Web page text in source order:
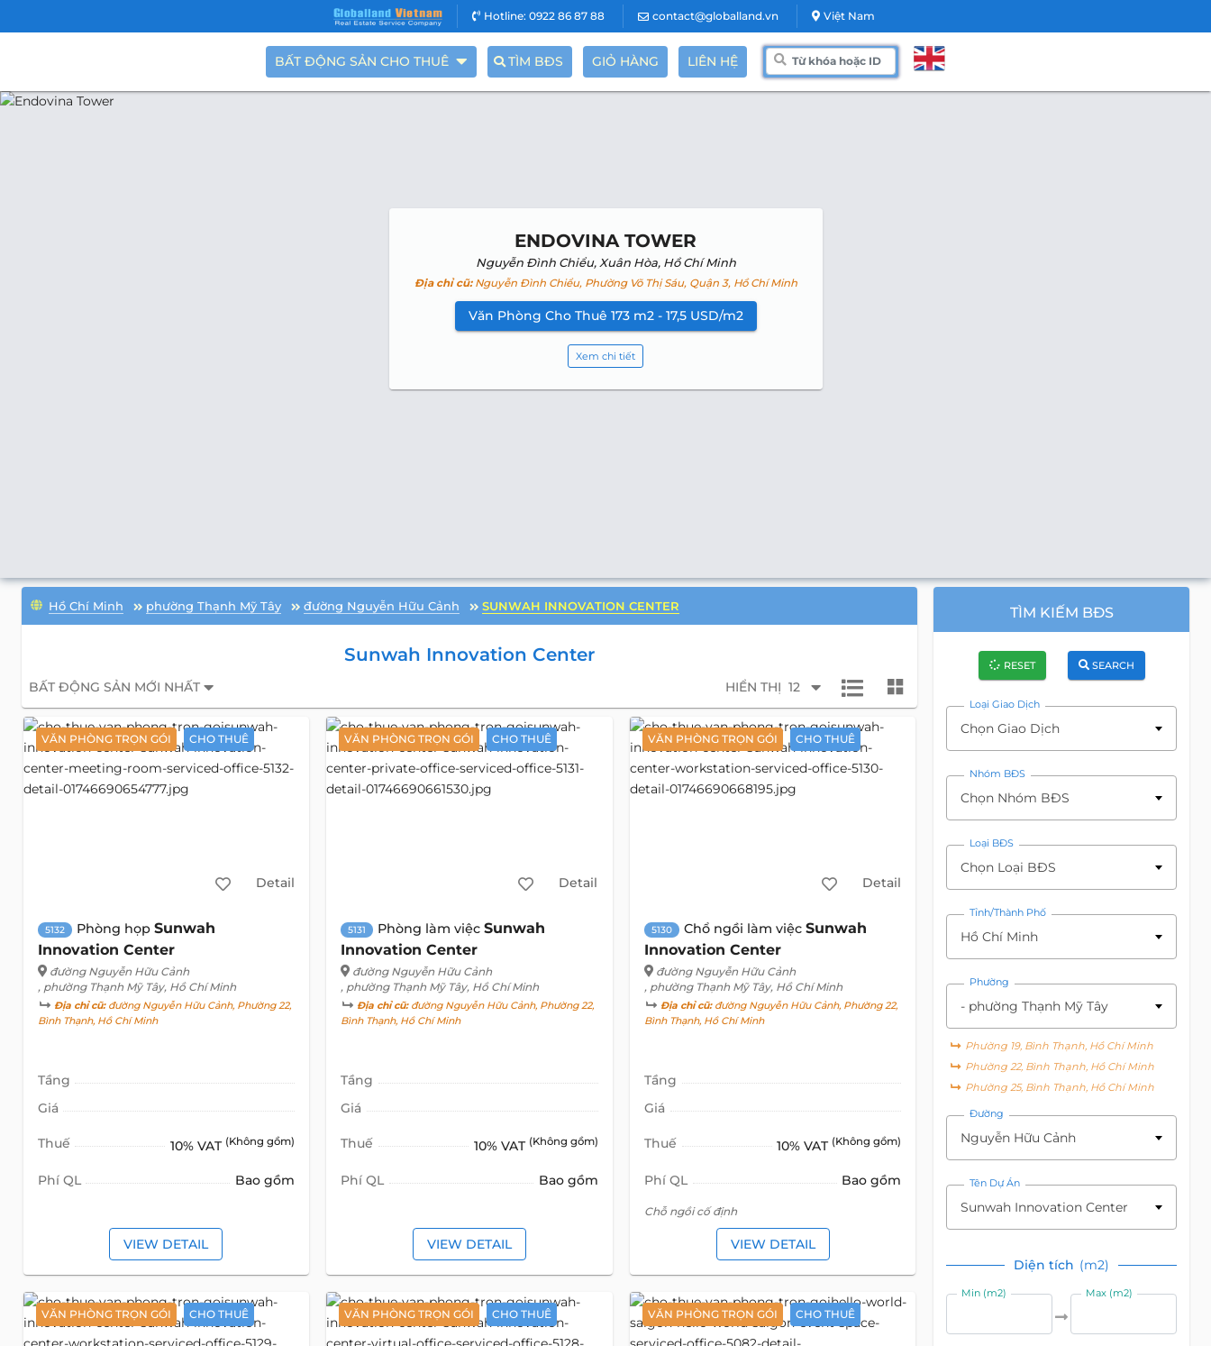
Hotline: 0922 86 87 88 contact@globalland.vn Việt Nam
BẤT ĐỘNG SẢN CHO THUÊ TÌM BĐS GIỎ HÀNG LIÊN HỆ
ENDOVINA TOWER
Nguyễn Đình Chiểu, Xuân Hòa, Hồ Chí Minh
Địa chỉ cũ:Nguyễn Đình Chiểu, Phường Võ Thị Sáu, Quận 3, Hồ Chí Minh
Văn Phòng Cho Thuê 173 m2 - 17,5 USD/m2
Xem chi tiết
Hồ Chí Minh phường Thạnh Mỹ Tây đường Nguyễn Hữu Cảnh SUNWAH INNOVATION CENTER
Sunwah Innovation Center
BẤT ĐỘNG SẢN MỚI NHẤT HIỂN THỊ 12
VĂN PHÒNG TRỌN GÓI CHO THUÊ
Detail
5132 Phòng họp Sunwah
Innovation Center
đường Nguyễn Hữu Cảnh
, phường Thạnh Mỹ Tây, Hồ Chí Minh
Địa chỉ cũ:đường Nguyễn Hữu Cảnh, Phường 22,
Bình Thạnh, Hồ Chí Minh
Tầng
Giá
Thuế 10% VAT (Không gồm)
Phí QL Bao gồm
VIEW DETAIL
VĂN PHÒNG TRỌN GÓI CHO THUÊ
Detail
5131 Phòng làm việcSunwah
Innovation Center
đường Nguyễn Hữu Cảnh
, phường Thạnh Mỹ Tây, Hồ Chí Minh
Địa chỉ cũ:đường Nguyễn Hữu Cảnh, Phường 22,
Bình Thạnh, Hồ Chí Minh
Tầng
Giá
Thuế 10% VAT (Không gồm)
Phí QL Bao gồm
VIEW DETAIL
VĂN PHÒNG TRỌN GÓI CHO THUÊ
Detail
5130 Chổ ngồi làm việc Sunwah
Innovation Center
đường Nguyễn Hữu Cảnh
, phường Thạnh Mỹ Tây, Hồ Chí Minh
Địa chỉ cũ:đường Nguyễn Hữu Cảnh, Phường 22,
Bình Thạnh, Hồ Chí Minh
Tầng
Giá
Thuế 10% VAT (Không gồm)
Phí QL Bao gồm
Chỗ ngồi cố định
VIEW DETAIL
VĂN PHÒNG TRỌN GÓI CHO THUÊ VĂN PHÒNG TRỌN GÓI CHO THUÊ VĂN PHÒNG TRỌN GÓI CHO THUÊ
TÌM KIẾM BĐS
RESET SEARCH
Loại Giao Dịch
Chọn Giao Dịch
Nhóm BĐS
Chọn Nhóm BĐS
Loại BĐS
Chọn Loại BĐS
Tỉnh/Thành Phố
Hồ Chí Minh
Phường
- phường Thạnh Mỹ Tây
Phường 19, Bình Thạnh, Hồ Chí Minh
Phường 22, Bình Thạnh, Hồ Chí Minh
Phường 25, Bình Thạnh, Hồ Chí Minh
Đường
Nguyễn Hữu Cảnh
Tên Dự Án
Sunwah Innovation Center
Diện tích (m2)
Min (m2) Max (m2)